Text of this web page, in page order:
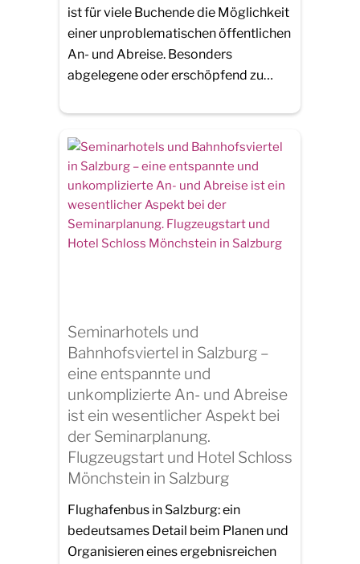
ist für viele Buchende die Möglichkeit
einer unproblematischen öffentlichen
An- und Abreise. Besonders
abgelegene oder erschöpfend zu…
Seminarhotels und
Bahnhofsviertel in Salzburg –
eine entspannte und
unkomplizierte An- und Abreise
ist ein wesentlicher Aspekt bei
der Seminarplanung.
Flugzeugstart und Hotel Schloss
Mönchstein in Salzburg
Flughafenbus in Salzburg: ein
bedeutsames Detail beim Planen und
Organisieren eines ergebnisreichen